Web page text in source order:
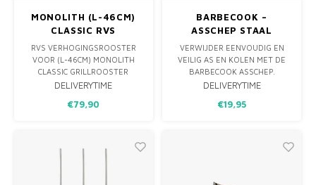
MONOLITH (L-46CM)
CLASSIC RVS
VERHOGINGSROOSTER
RVS VERHOGINGSROOSTER
VOOR (L-46CM) MONOLITH
CLASSIC GRILLROOSTER
DELIVERYTIME
€79,90
BARBECOOK –
ASSCHEP STAAL
VERWIJDER EENVOUDIG EN
VEILIG AS EN KOLEN MET DE
BARBECOOK ASSCHEP.
GEMAAKT VAN GEPOEDERCOAT
OPHANGLUS. IDEAAL VOOR
DELIVERYTIME
€19,95